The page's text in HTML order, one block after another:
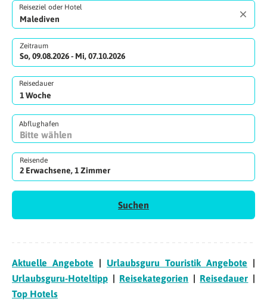
Reiseziel oder Hotel
Zeitraum
So, 09.08.2026 - Mi, 07.10.2026
Reisedauer
Abflughafen
Reisende
2 Erwachsene, 1 Zimmer
Suchen
Aktuelle Angebote Urlaubsguru Touristik Angebote
Urlaubsguru-Hoteltipp
Reisekategorien Reisedauer
Top Hotels